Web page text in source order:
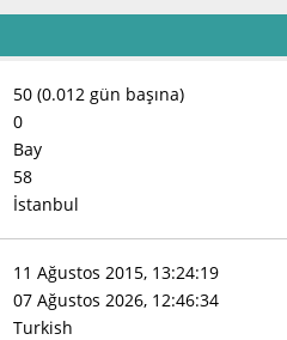
50 (0.012 gün başına)
0
Bay
58
İstanbul
11 Ağustos 2015, 13:24:19
07 Ağustos 2026, 12:46:34
Turkish